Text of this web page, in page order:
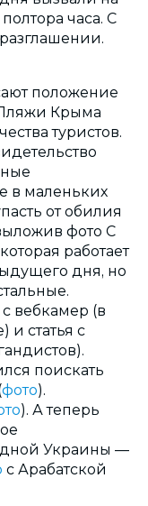
часа. С
положение
Крыма
туристов.
в маленьких
от обилия
фото С
работает
дня, но
с вебкамер (в
и статья с
поискать
фото).
). А теперь
Украины —
с Арабатской